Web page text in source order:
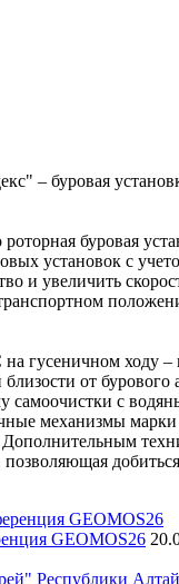
буровая
буровая
установок с
и увеличить
ходу –
от
самоочистки с
механизмы
GEOMOS26